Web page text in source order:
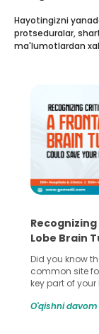
Hayotingizni
protseduralar,
ma'lumotlardan
Lobe Brain
Did you know
common site
key part of
harm to it can
O'qishni